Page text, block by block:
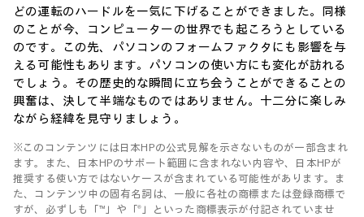
どの運転のハードルを一気に下げることができました。同様
のことが今、コンピューターの世界でも起ころうとしている
のです。この先、パソコンのフォームファクタにも影響を与
える可能性もあります。パソコンの使い方にも変化が訪れる
でしょう。その歴史的な瞬間に立ち会うことができることの
興奮は、決して半端なものではありません。十二分に楽しみ
ながら経緯を見守りましょう。
※このコンテンツには日本HPの公式見解を示さないものが一部含まれ
ます。また、日本HPのサポート範囲に含まれない内容や、日本HPが
推奨する使い方ではないケースが含まれている可能性があります。ま
た、コンテンツ中の固有名詞は、一般に各社の商標または登録商標で
すが、必ずしも「™」や「®」といった商標表示が付記されていませ